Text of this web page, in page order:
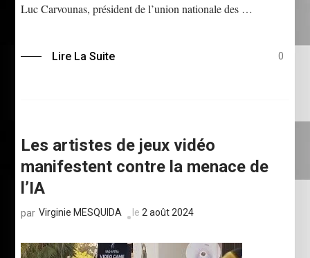
Luc Carvounas, président de l’union nationale des …
Lire La Suite 0
Les artistes de jeux vidéo
manifestent contre la menace de
l’IA
par Virginie MESQUIDA le2 août 2024